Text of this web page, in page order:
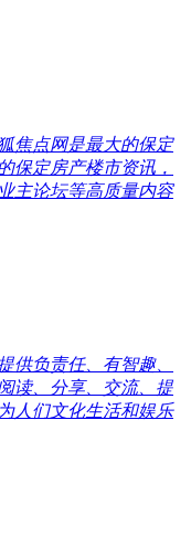
焦点网是最大的保定
保定房产楼市资讯，
主论坛等高质量内容
供负责任、有智趣、
读、分享、交流、提
人们文化生活和娱乐